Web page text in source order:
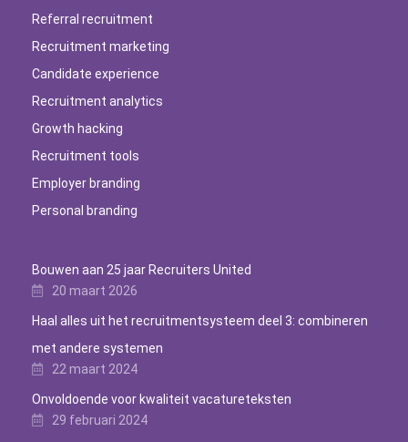
Referral recruitment
Recruitment marketing
Candidate experience
Recruitment analytics
Growth hacking
Recruitment tools
Employer branding
Personal branding
Bouwen aan 25 jaar Recruiters United
20 maart 2026
Haal alles uit het recruitmentsysteem deel 3: combineren
met andere systemen
22 maart 2024
Onvoldoende voor kwaliteit vacatureteksten
29 februari 2024